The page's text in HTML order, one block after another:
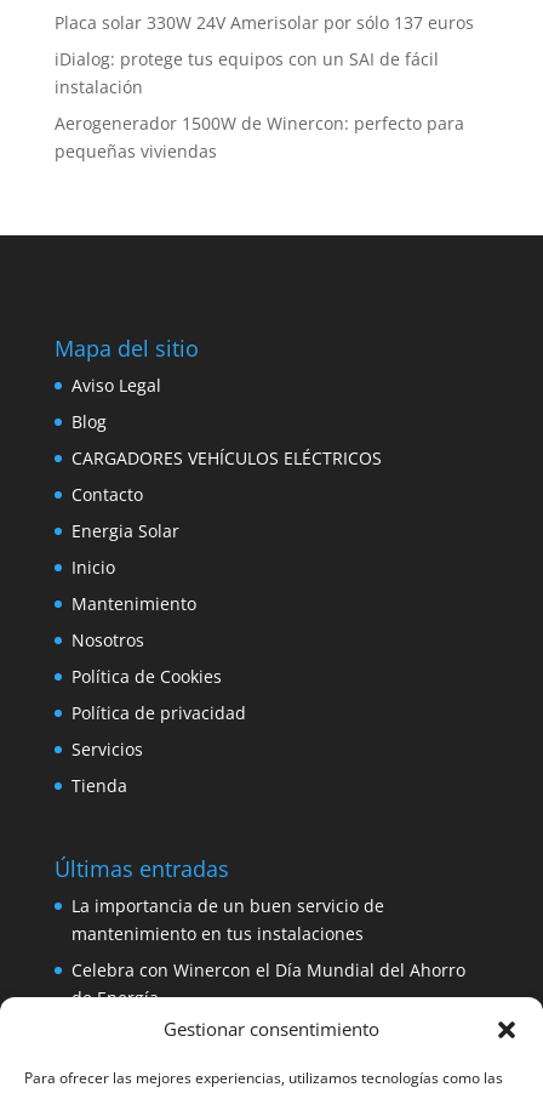
Gestionar consentimiento
Para ofrecer las mejores experiencias, utilizamos tecnologías como las
Placa solar 330W 24V Amerisolar por sólo 137 euros
iDialog: protege tus equipos con un SAI de fácil
instalación
Aerogenerador 1500W de Winercon: perfecto para
pequeñas viviendas
Mapa del sitio
Aviso Legal
Blog
CARGADORES VEHÍCULOS ELÉCTRICOS
Contacto
Energia Solar
Inicio
Mantenimiento
Nosotros
Política de Cookies
Política de privacidad
Servicios
Tienda
Últimas entradas
La importancia de un buen servicio de
mantenimiento en tus instalaciones
Celebra con Winercon el Día Mundial del Ahorro
de Energía
Placa solar 330W 24V Amerisolar por sólo 137